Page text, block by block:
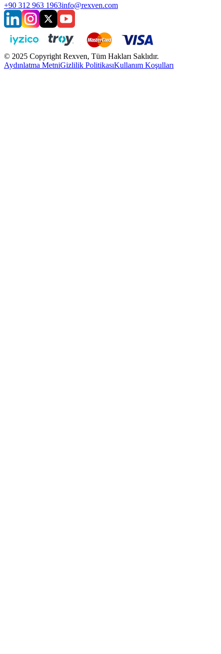
+90 312 963 1963info@rexven.com
© 2025 Copyright Rexven, Tüm Hakları Saklıdır.
Aydınlatma MetniGizlilik PolitikasıKullanım Koşulları